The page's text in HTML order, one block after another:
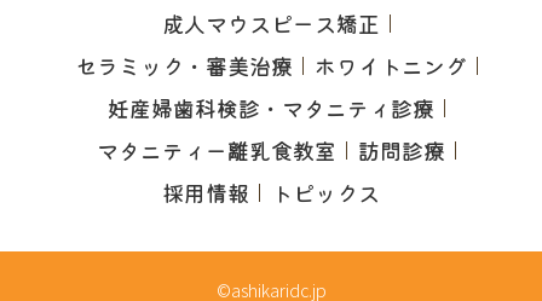
成人マウスピース矯正
セラミック・審美治療
ホワイトニング
妊産婦歯科検診・マタニティ診療
マタニティー離乳食教室
訪問診療
採用情報
トピックス
©ashikaridc.jp